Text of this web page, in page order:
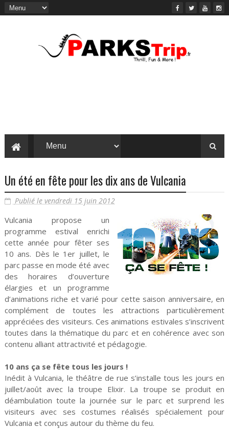
Un été en fête pour les dix ans de Vulcania
Publié le vendredi 15 juin 2012
Vulcania propose un
programme estival enrichi
cette année pour fêter ses
10 ans. Dès le 1er juillet, le
parc passe en mode été avec
des horaires d’ouverture
élargies et un programme
d’animations riche et varié pour cette saison anniversaire, en
complément de toutes les attractions particulièrement
appréciées des visiteurs. Ces animations estivales s’inscrivent
toutes dans la thématique du parc et en cohérence avec son
contenu alliant attractivité et pédagogie.
10 ans ça se fête tous les jours !
Inédit à Vulcania, le théâtre de rue s’installe tous les jours en
juillet/août avec la troupe Elixir. La troupe se produit en
déambulation toute la journée sur le parc et surprend les
visiteurs avec ses costumes réalisés spécialement pour
Vulcania et conçus autour du thème du feu.